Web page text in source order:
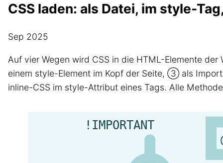
CSS laden: als Datei, im style-
Sep 2025
Auf vier Wegen wird CSS in die HTML-Elemente
einem style-Element im Kopf der Seite, ③ als
inline-CSS im style-Attribut eines Tags. Alle